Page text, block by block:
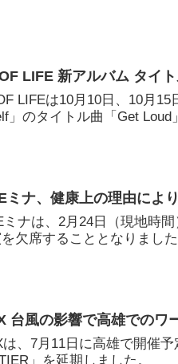
LIFEは10月10日、10月
」のタイトル曲「Get
ミナは、2月24日（現地時
を欠席することとなりまし
は、7月11日に高雄で開催
」を延期しました。